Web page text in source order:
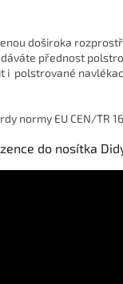
doširoka
přednost
i polstrované
normy EU CEN/TR
do nosítka